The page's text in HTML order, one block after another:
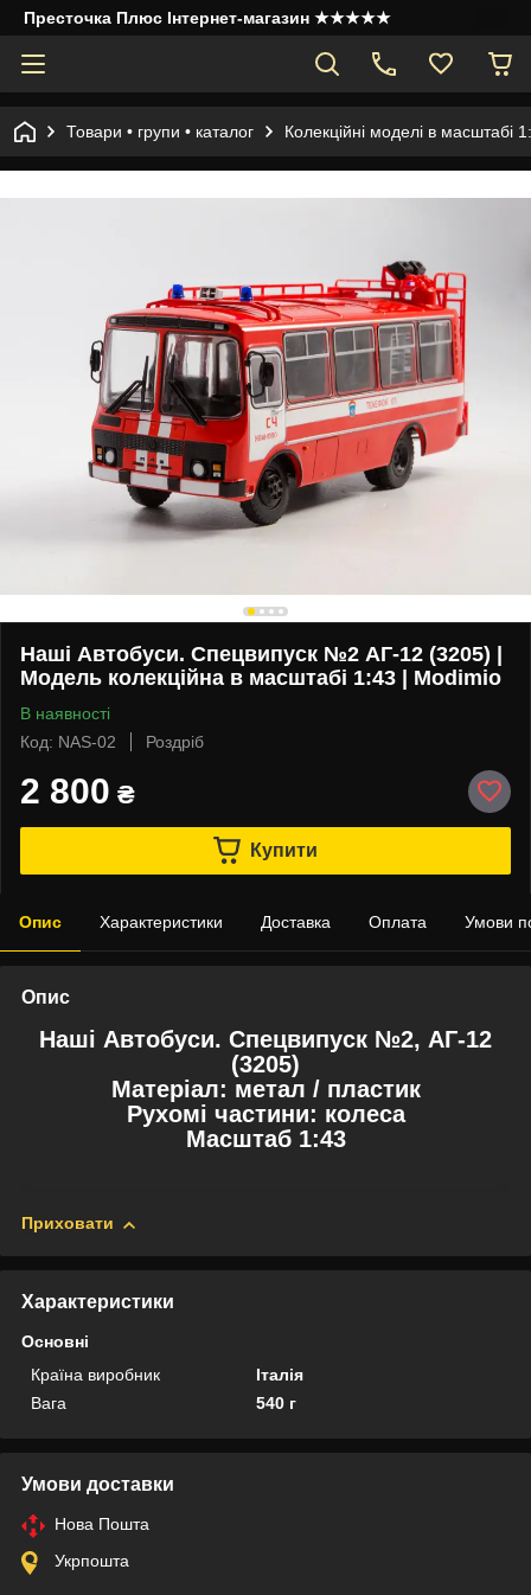
Престочка Плюс Інтернет-магазин ★★★★★
Товари • групи • каталог Колекційні моделі в масштабі
Наші Автобуси. Спецвипуск №2 АГ-12 (3205) |
Модель колекційна в масштабі 1:43 | Modimio
В наявності
Код: NAS-02
Роздріб
2 800 ₴
Купити
Опис Характеристики Доставка Оплата Умови
Опис
Наші Автобуси. Спецвипуск №2, АГ-12
(3205)
Матеріал: метал / пластик
Рухомі частини: колеса
Масштаб 1:43
Приховати
Характеристики
Основні
Країна виробник
Італія
Вага
540 г
Умови доставки
Нова Пошта
Укрпошта